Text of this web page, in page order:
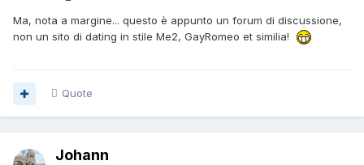
Ma, nota a margine... questo è appunto un forum di discussione,
non un sito di dating in stile Me2, GayRomeo et similia!
Quote
Johann